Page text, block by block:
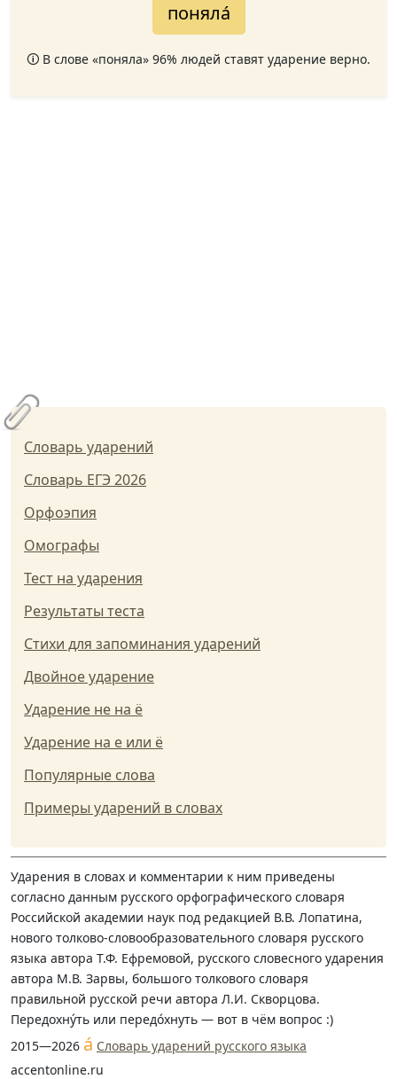
поняла́
🛈 В слове «поняла» 96% людей ставят ударение верно.
Словарь ударений
Словарь ЕГЭ 2026
Орфоэпия
Омографы
Тест на ударения
Результаты теста
Стихи для запоминания ударений
Двойное ударение
Ударение не на ё
Ударение на е или ё
Популярные слова
Примеры ударений в словах
Ударения в словах и комментарии к ним приведены
согласно данным русского орфографического словаря
Российской академии наук под редакцией В.В. Лопатина,
нового толково-словообразовательного словаря русского
языка автора Т.Ф. Ефремовой, русского словесного ударения
автора М.В. Зарвы, большого толкового словаря
правильной русской речи автора Л.И. Скворцова.
Передохну́ть или передо́хнуть — вот в чём вопрос :)
2015—2026 á Словарь ударений русского языка
accentonline.ru